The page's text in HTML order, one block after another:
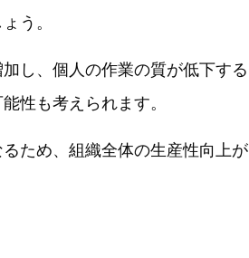
う。
し、個人の作業の質が低下する
性も考えられます。
ため、組織全体の生産性向上が